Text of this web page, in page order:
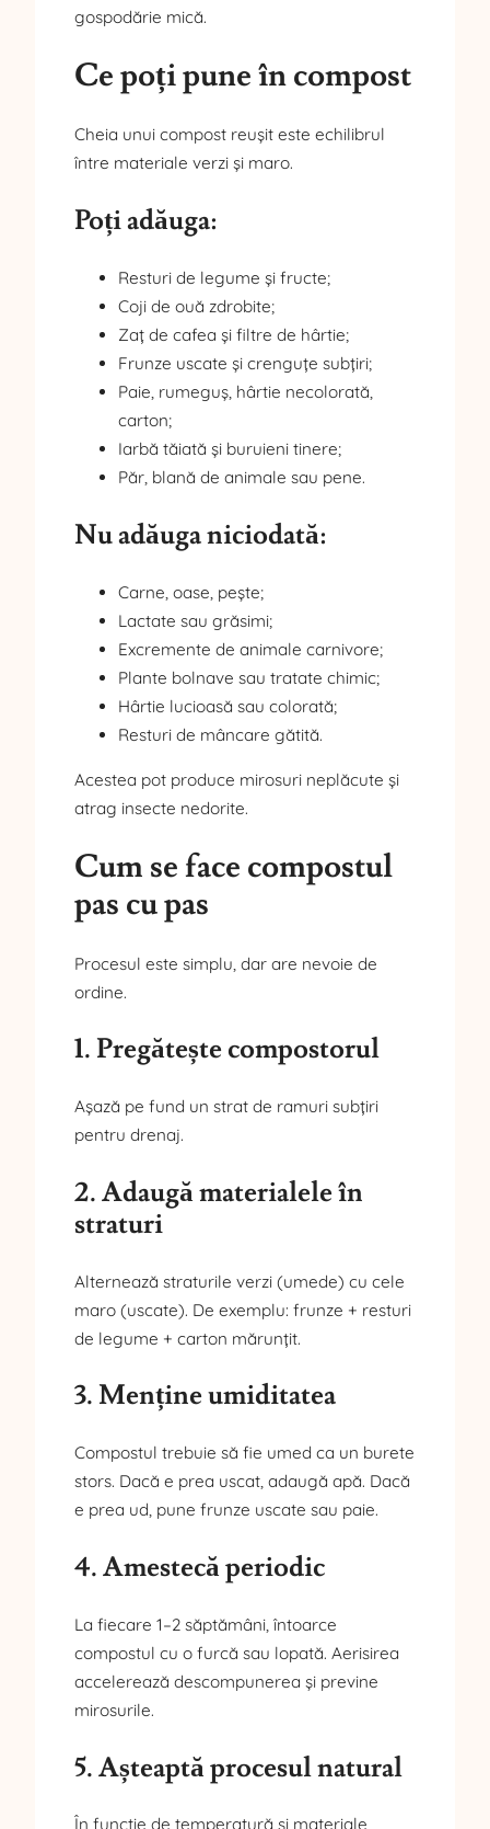
gospodărie mică.
Ce poți pune în compost
Cheia unui compost reușit este echilibrul
între materiale verzi și maro.
Poți adăuga:
Resturi de legume și fructe;
Coji de ouă zdrobite;
Zaț de cafea și filtre de hârtie;
Frunze uscate și crenguțe subțiri;
Paie, rumeguș, hârtie necolorată,
carton;
Iarbă tăiată și buruieni tinere;
Păr, blană de animale sau pene.
Nu adăuga niciodată:
Carne, oase, pește;
Lactate sau grăsimi;
Excremente de animale carnivore;
Plante bolnave sau tratate chimic;
Hârtie lucioasă sau colorată;
Resturi de mâncare gătită.
Acestea pot produce mirosuri neplăcute și
atrag insecte nedorite.
Cum se face compostul
pas cu pas
Procesul este simplu, dar are nevoie de
ordine.
1. Pregătește compostorul
Așază pe fund un strat de ramuri subțiri
pentru drenaj.
2. Adaugă materialele în
straturi
Alternează straturile verzi (umede) cu cele
maro (uscate). De exemplu: frunze + resturi
de legume + carton mărunțit.
3. Menține umiditatea
Compostul trebuie să fie umed ca un burete
stors. Dacă e prea uscat, adaugă apă. Dacă
e prea ud, pune frunze uscate sau paie.
4. Amestecă periodic
La fiecare 1–2 săptămâni, întoarce
compostul cu o furcă sau lopată. Aerisirea
accelerează descompunerea și previne
mirosurile.
5. Așteaptă procesul natural
În funcție de temperatură și materiale,